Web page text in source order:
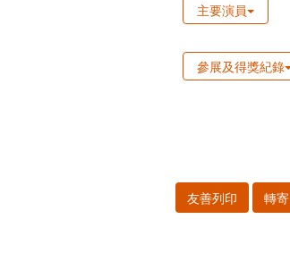
主要演員
參展及得獎紀錄
友善列印 轉寄